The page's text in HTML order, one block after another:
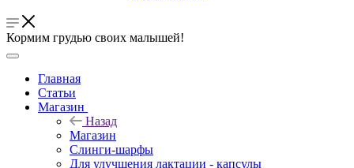
Кормим грудью своих малышей!
Главная
Статьи
Магазин
Назад
Магазин
Слинги-шарфы
Для улучшения лактации - капсулы